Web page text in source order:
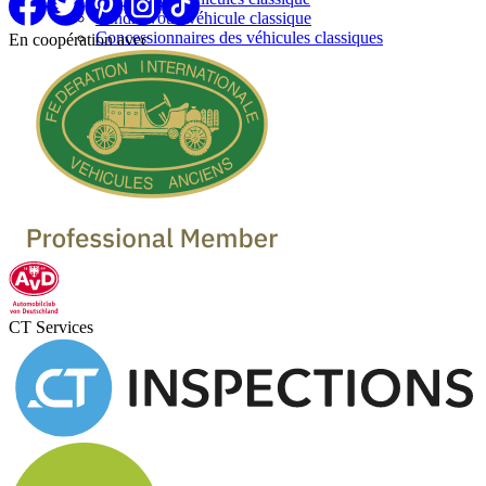
Vendre votre véhicule classique
Concessionnaires des véhicules classiques
En coopération avec
CT Services